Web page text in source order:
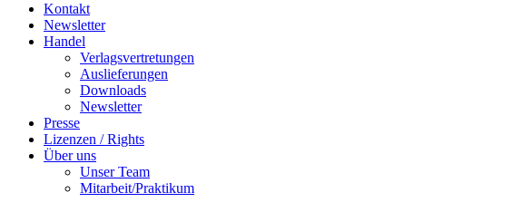
Kontakt
Newsletter
Handel
Verlagsvertretungen
Auslieferungen
Downloads
Newsletter
Presse
Lizenzen / Rights
Über uns
Unser Team
Mitarbeit/Praktikum